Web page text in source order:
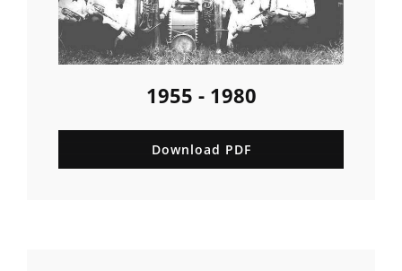
1955 - 1980
Download PDF